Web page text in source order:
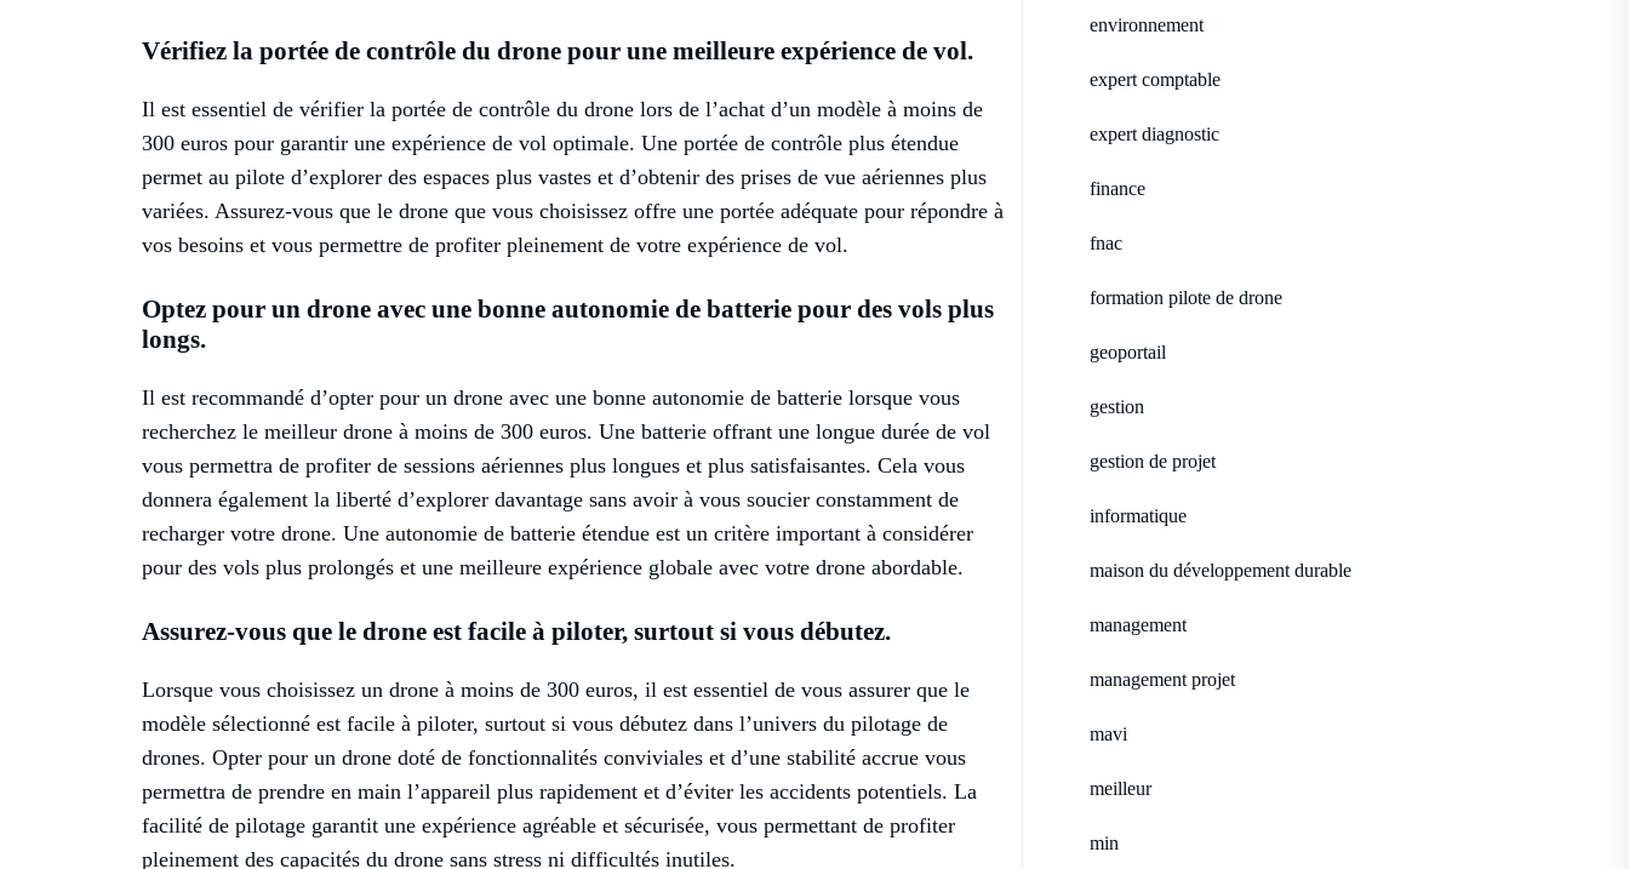
Vérifiez la portée de contrôle du drone pour une meilleure expérience de vol.
Il est essentiel de vérifier la portée de contrôle du drone lors de l’achat d’un modèle à moins de
300 euros pour garantir une expérience de vol optimale. Une portée de contrôle plus étendue
permet au pilote d’explorer des espaces plus vastes et d’obtenir des prises de vue aériennes plus
variées. Assurez-vous que le drone que vous choisissez offre une portée adéquate pour répondre à
vos besoins et vous permettre de profiter pleinement de votre expérience de vol.
Optez pour un drone avec une bonne autonomie de batterie pour des vols plus
longs.
Il est recommandé d’opter pour un drone avec une bonne autonomie de batterie lorsque vous
recherchez le meilleur drone à moins de 300 euros. Une batterie offrant une longue durée de vol
vous permettra de profiter de sessions aériennes plus longues et plus satisfaisantes. Cela vous
donnera également la liberté d’explorer davantage sans avoir à vous soucier constamment de
recharger votre drone. Une autonomie de batterie étendue est un critère important à considérer
pour des vols plus prolongés et une meilleure expérience globale avec votre drone abordable.
Assurez-vous que le drone est facile à piloter, surtout si vous débutez.
Lorsque vous choisissez un drone à moins de 300 euros, il est essentiel de vous assurer que le
modèle sélectionné est facile à piloter, surtout si vous débutez dans l’univers du pilotage de
drones. Opter pour un drone doté de fonctionnalités conviviales et d’une stabilité accrue vous
permettra de prendre en main l’appareil plus rapidement et d’éviter les accidents potentiels. La
facilité de pilotage garantit une expérience agréable et sécurisée, vous permettant de profiter
pleinement des capacités du drone sans stress ni difficultés inutiles.
environnement
expert comptable
expert diagnostic
finance
fnac
formation pilote de drone
geoportail
gestion
gestion de projet
informatique
maison du développement durable
management
management projet
mavi
meilleur
min